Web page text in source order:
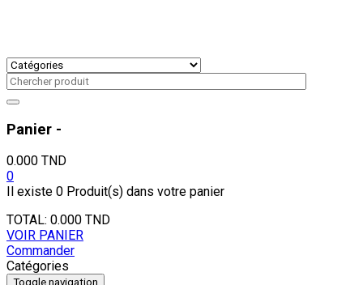
Panier -
0.000 TND
0
Il existe 0 Produit(s) dans votre panier
TOTAL: 0.000 TND
VOIR PANIER
Commander
Catégories
Toggle navigation